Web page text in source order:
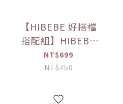
【HIBEBE 好搭檔
搭配組】HIBEBE
常溫大寶寶粥
*1+HIBEBE 無添加
限定】
NT$699
NT$750